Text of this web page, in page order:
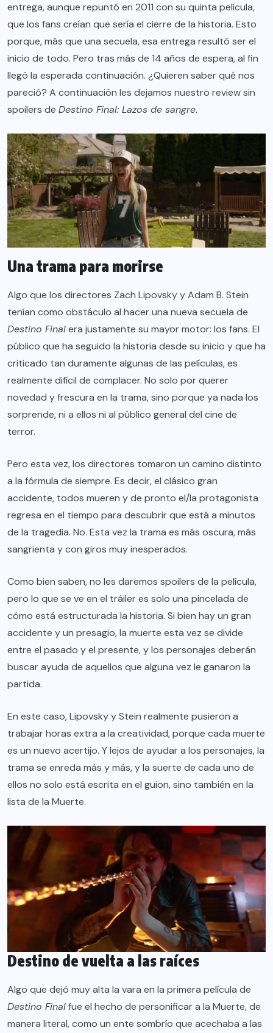
entrega, aunque repuntó en 2011 con su quinta película,
que los fans creían que sería el cierre de la historia. Esto
porque, más que una secuela, esa entrega resultó ser el
inicio de todo. Pero tras más de 14 años de espera, al fin
llegó la esperada continuación. ¿Quieren saber qué nos
pareció? A continuación les dejamos nuestro review sin
spoilers de Destino Final: Lazos de sangre.
Una trama para morirse
Algo que los directores Zach Lipovsky y Adam B. Stein
tenían como obstáculo al hacer una nueva secuela de
Destino Finalera justamente su mayor motor: los fans. El
público que ha seguido la historia desde su inicio y que ha
criticado tan duramente algunas de las películas, es
realmente difícil de complacer. No solo por querer
novedad y frescura en la trama, sino porque ya nada los
sorprende, ni a ellos ni al público general del cine de
terror.
Pero esta vez, los directores tomaron un camino distinto
a la fórmula de siempre. Es decir, el clásico gran
accidente, todos mueren y de pronto el/la protagonista
regresa en el tiempo para descubrir que está a minutos
de la tragedia. No. Esta vez la trama es más oscura, más
sangrienta y con giros muy inesperados.
Como bien saben, no les daremos spoilers de la película,
pero lo que se ve en el tráiler es solo una pincelada de
cómo está estructurada la historia. Si bien hay un gran
accidente y un presagio, la muerte esta vez se divide
entre el pasado y el presente, y los personajes deberán
buscar ayuda de aquellos que alguna vez le ganaron la
partida.
En este caso, Lipovsky y Stein realmente pusieron a
trabajar horas extra a la creatividad, porque cada muerte
es un nuevo acertijo. Y lejos de ayudar a los personajes, la
trama se enreda más y más, y la suerte de cada uno de
ellos no solo está escrita en el guion, sino también en la
lista de la Muerte.
Destino de vuelta a las raíces
Algo que dejó muy alta la vara en la primera película de
Destino Finalfue el hecho de personificar a la Muerte, de
manera literal, como un ente sombrío que acechaba a las